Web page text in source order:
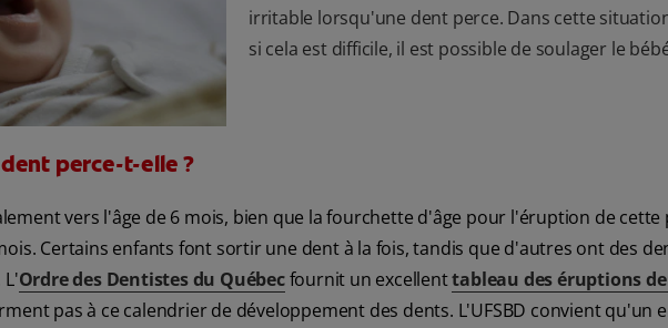
irritable lorsqu'une dent perce. Dans cette
si cela est difficile, il est possible de soulager le
perce-t-elle ?
vers l'âge de 6 mois, bien que la fourchette d'âge pour l'éruption de cette
Certains enfants font sortir une dent à la fois, tandis que d'autres ont des
Ordre des Dentistes du Québecfournit un excellenttableau des éruptions
pas à ce calendrier de développement des dents. L'UFSBD convient qu'un